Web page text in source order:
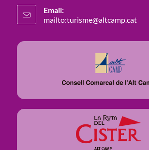
nouvel
onglet
dans
votre
Email:
mailto:turisme@altcamp.cat